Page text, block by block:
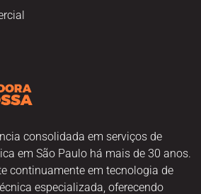
consolidada em serviços de
em São Paulo há mais de 30 anos.
continuamente em tecnologia de
especializada, oferecendo